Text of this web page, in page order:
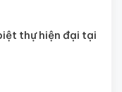
thự hiện đại tại